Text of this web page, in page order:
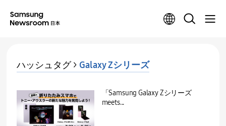
ハッシュタグ > Galaxy Zシリーズ
「Samsung Galaxy Zシリーズ
meets...